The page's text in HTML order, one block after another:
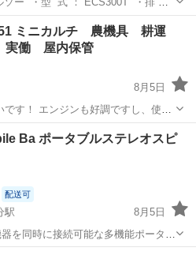
本体乾燥質量：3 kg 国産農林
ECHO...
ミニカルチ 農機具 耕運
働 屋内保管
8月5日
す！ エンジンも好調ですし、使用
出来ます。 タンク内も綺麗です。 早くきて買って下さる方優先で！
その他 ECHO
Ba ポータブルステレオスピ
配送可
駅
8月5日
を同時に接続可能な多機能ポータブ